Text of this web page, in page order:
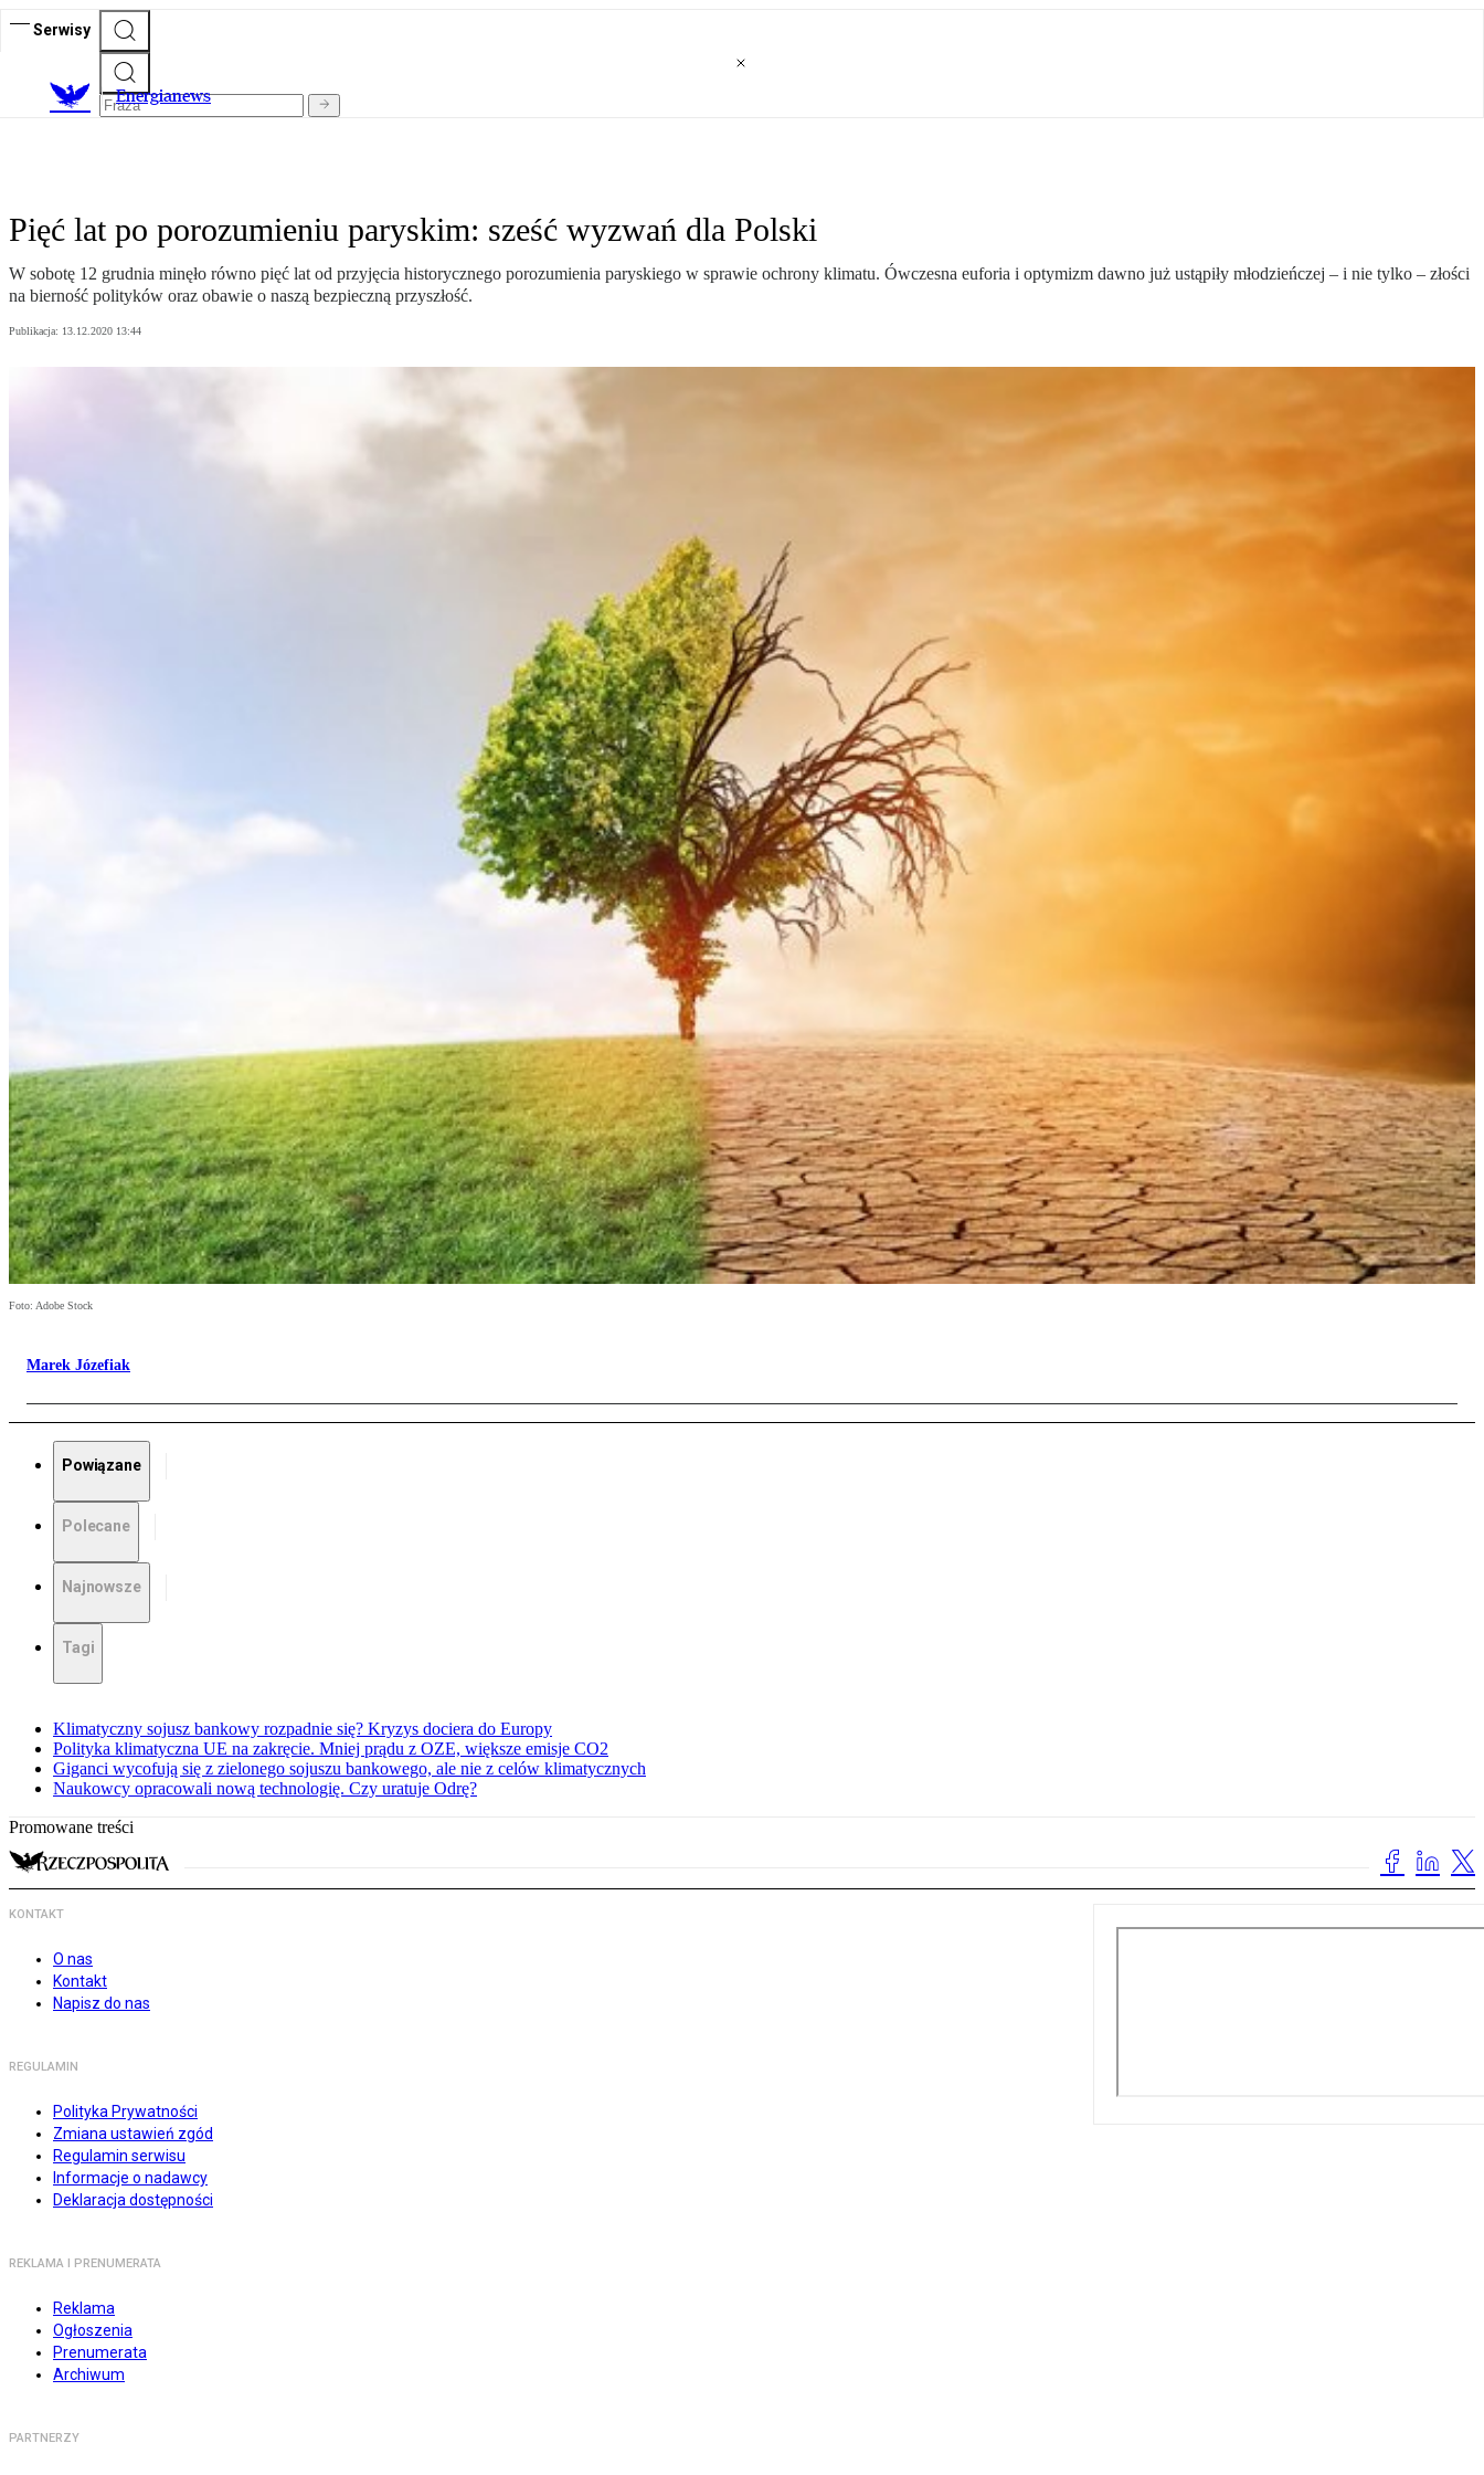
Serwisy
Energianews
Pięć lat po porozumieniu paryskim: sześć wyzwań dla Polski
W sobotę 12 grudnia minęło równo pięć lat od przyjęcia historycznego porozumienia paryskiego w sprawie ochrony klimatu. Ówczesna euforia i optymizm dawno już ustąpiły młodzieńczej – i nie tylko – złości
na bierność polityków oraz obawie o naszą bezpieczną przyszłość.
Publikacja: 13.12.2020 13:44
Foto: Adobe Stock
Marek Józefiak
Powiązane
Polecane
Najnowsze
Tagi
Klimatyczny sojusz bankowy rozpadnie się? Kryzys dociera do Europy
Polityka klimatyczna UE na zakręcie. Mniej prądu z OZE, większe emisje CO2
Giganci wycofują się z zielonego sojuszu bankowego, ale nie z celów klimatycznych
Naukowcy opracowali nową technologię. Czy uratuje Odrę?
Promowane treści
KONTAKT
O nas
Kontakt
Napisz do nas
REGULAMIN
Polityka Prywatności
Zmiana ustawień zgód
Regulamin serwisu
Informacje o nadawcy
Deklaracja dostępności
REKLAMA I PRENUMERATA
Reklama
Ogłoszenia
Prenumerata
Archiwum
PARTNERZY